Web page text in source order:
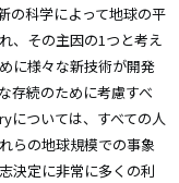
の科学によって地球の平
、その主因の1つと考え
に様々な新技術が開発
存続のために考慮すべ
については、すべての人
らの地球規模での事象
決定に非常に多くの利